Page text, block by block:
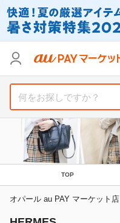
TOP
オパール au PAY マーケット店
支払い方法
その他の条件
Pontaパス特典対象すべて
サンキュー配送対象